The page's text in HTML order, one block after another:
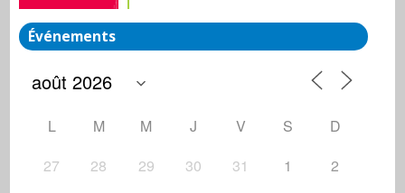
Événements
L M M J V S
D
27
28 29 30 31 1 2